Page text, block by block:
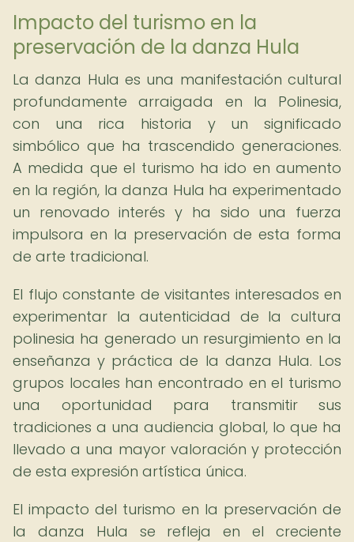
Impacto del turismo en la
preservación de la danza Hula
La danza Hula es una manifestación cultural
profundamente arraigada en la Polinesia,
con una rica historia y un significado
simbólico que ha trascendido generaciones.
A medida que el turismo ha ido en aumento
en la región, la danza Hula ha experimentado
un renovado interés y ha sido una fuerza
impulsora en la preservación de esta forma
de arte tradicional.
El flujo constante de visitantes interesados en
experimentar la autenticidad de la cultura
polinesia ha generado un resurgimiento en la
enseñanza y práctica de la danza Hula. Los
grupos locales han encontrado en el turismo
una oportunidad para transmitir sus
tradiciones a una audiencia global, lo que ha
llevado a una mayor valoración y protección
de esta expresión artística única.
El impacto del turismo en la preservación de
la danza Hula se refleja en el creciente